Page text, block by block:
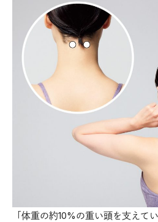
「体重の約10%の重い頭を支えて